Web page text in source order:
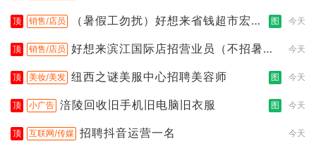
顶 销售/店员
（暑假工勿扰）好想来省钱超市宏声
图 今天
顶 销售/店员 好想来滨江国际店招营业员（不招暑假
今天
顶 美妆/美发 纽西之谜美服中心招聘美容师 图 今天
顶 小广告 涪陵回收旧手机旧电脑旧衣服 图 今天
顶 互联网/传媒 招聘抖音运营一名 今天